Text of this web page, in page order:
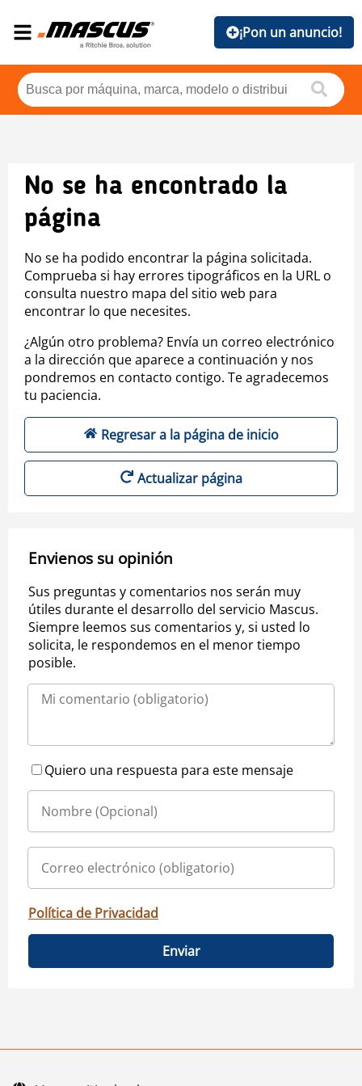
¡Pon un anuncio!
No se ha encontrado la
página
No se ha podido encontrar la página solicitada.
Comprueba si hay errores tipográficos en la URL o
consulta nuestro mapa del sitio web para
encontrar lo que necesites.
¿Algún otro problema? Envía un correo electrónico
a la dirección que aparece a continuación y nos
pondremos en contacto contigo. Te agradecemos
tu paciencia.
Regresar a la página de inicio
Actualizar página
Envienos su opinión
Sus preguntas y comentarios nos serán muy
útiles durante el desarrollo del servicio Mascus.
Siempre leemos sus comentarios y, si usted lo
solicita, le respondemos en el menor tiempo
posible.
Quiero una respuesta para este mensaje
Política de Privacidad
Enviar